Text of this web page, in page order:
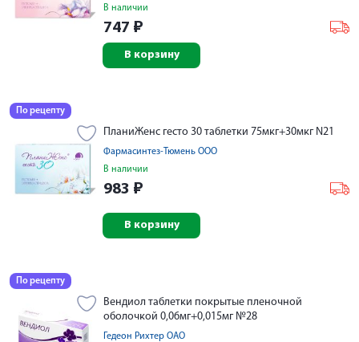
В наличии
747 ₽
В корзину
По рецепту
ПланиЖенс гесто 30 таблетки 75мкг+30мкг N21
Фармасинтез-Тюмень ООО
В наличии
983 ₽
В корзину
По рецепту
Вендиол таблетки покрытые пленочной
оболочкой 0,06мг+0,015мг №28
Гедеон Рихтер ОАО